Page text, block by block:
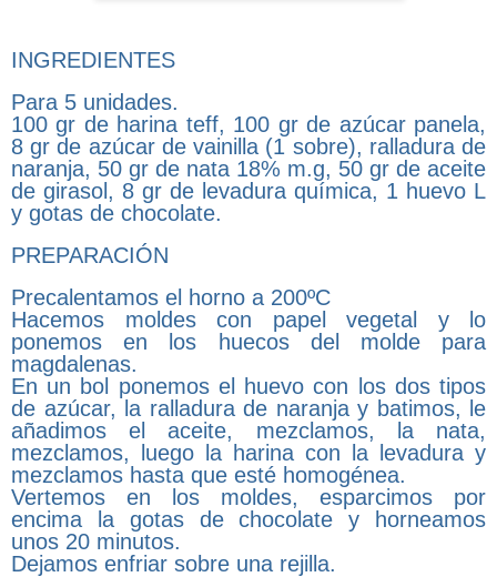
INGREDIENTES
Para 5 unidades.
100 gr de harina teff, 100 gr de azúcar panela,
8 gr de azúcar de vainilla (1 sobre), ralladura de
naranja, 50 gr de nata 18% m.g, 50 gr de aceite
de girasol, 8 gr de levadura química, 1 huevo L
y gotas de chocolate.
PREPARACIÓN
Precalentamos el horno a 200ºC
Hacemos moldes con papel vegetal y lo
ponemos en los huecos del molde para
magdalenas.
En un bol ponemos el huevo con los dos tipos
de azúcar, la ralladura de naranja y batimos, le
añadimos el aceite, mezclamos, la nata,
mezclamos, luego la harina con la levadura y
mezclamos hasta que esté homogénea.
Vertemos en los moldes, esparcimos por
encima la gotas de chocolate y horneamos
unos 20 minutos.
Dejamos enfriar sobre una rejilla.